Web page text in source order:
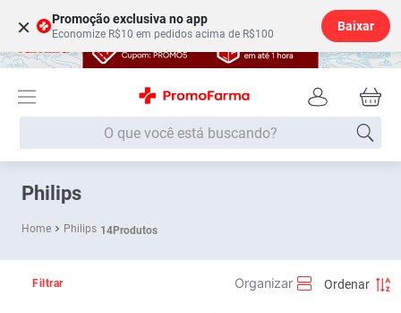
× Promoção exclusiva no app
Economize R$10 em pedidos acima de R$100
Baixar
O que você está buscando?
Philips
Philips 14Produtos
Filtrar
Termos mais buscados
1 º Fralda
3º